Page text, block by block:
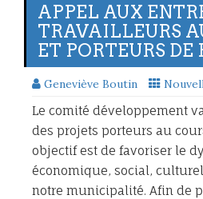
APPEL AUX
TRAVAILLEURS
ET PORTEURS DE
Geneviève Boutin
Le comité développement
des projets porteurs au
objectif est de favoriser le
économique, social,
notre municipalité. Afin de